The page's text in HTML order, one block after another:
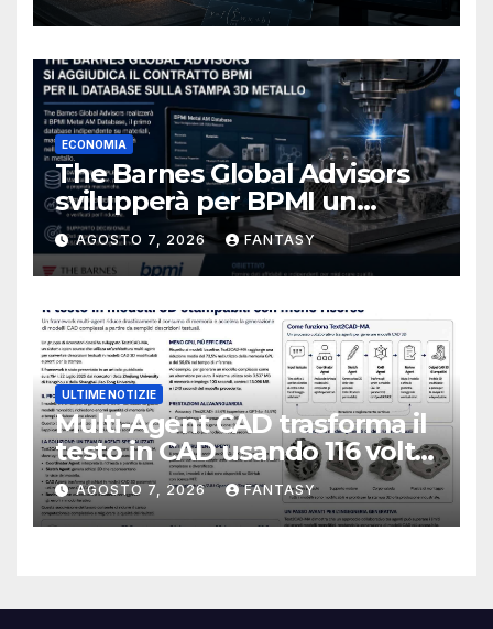
ECONOMIA
The Barnes Global Advisors
svilupperà per BPMI un
database per la stampa 3D
metallica destinata alla filiera
navale statunitense
AGOSTO 7, 2026 FANTASY
ULTIME NOTIZIE
Multi-Agent CAD trasforma il
testo in CAD usando 116 volte
meno token
AGOSTO 7, 2026 FANTASY